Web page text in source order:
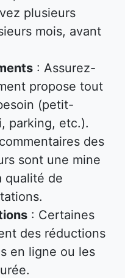
plusieurs
mois, avant
: Assurez-
propose tout
(petit-
parking, etc.).
des
sont une mine
qualité de
: Certaines
des réductions
en ligne ou les